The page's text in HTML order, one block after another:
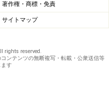
著作権・商標・免責
サイトマップ
rights reserved.
ンテンツの無断複写・転載・公衆送信等
す